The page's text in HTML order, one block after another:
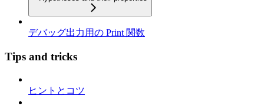
デバッグ出力用の Print 関数
Tips and tricks
ヒントとコツ